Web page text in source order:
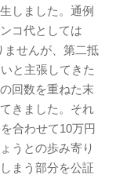
しました。通例
コ代としては
ませんが、第二抵
と主張してきた
回数を重ねた末
きました。それ
合わせて10万円
うとの歩み寄り
まう部分を公証